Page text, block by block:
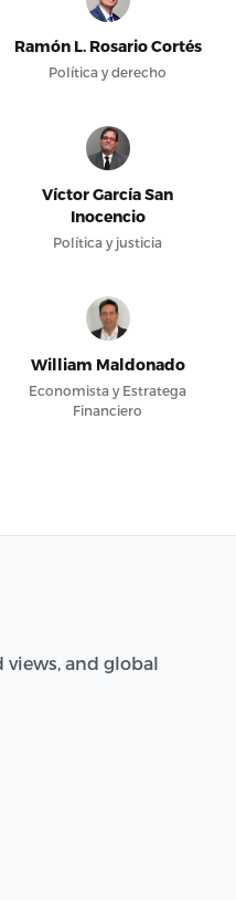
Ramón L. Rosario Cortés
Política y derecho
Víctor García San
Inocencio
Política y justicia
William Maldonado
Economista y Estratega
Financiero
views, and global